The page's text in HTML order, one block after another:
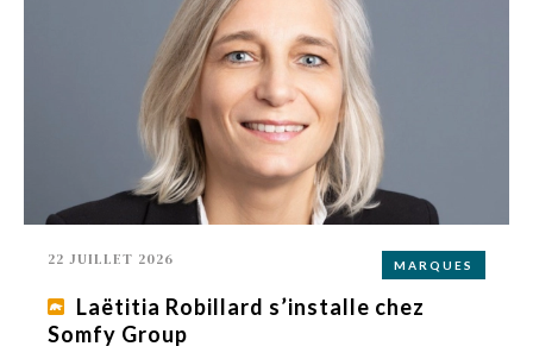
MARQUES
22 JUILLET 2026
Laëtitia Robillard s’installe chez
Somfy Group